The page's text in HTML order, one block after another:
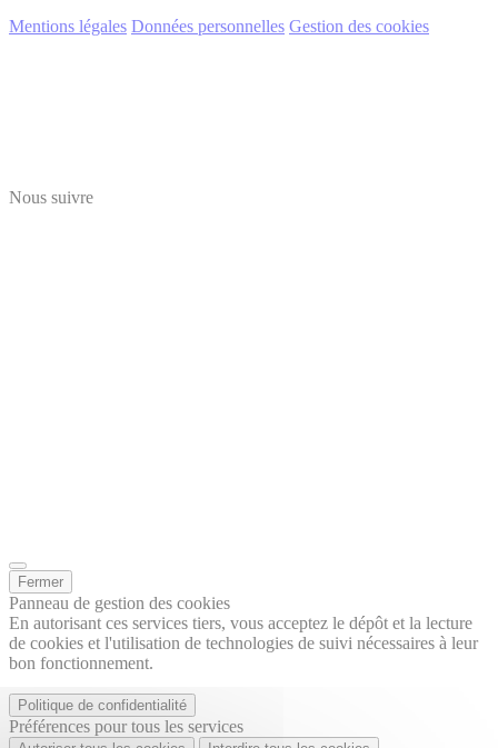
Mentions légales Données personnelles Gestion des cookies
Nous suivre
Fermer
Panneau de gestion des cookies
En autorisant ces services tiers, vous acceptez le dépôt et la lecture
de cookies et l'utilisation de technologies de suivi nécessaires à leur
bon fonctionnement.
Politique de confidentialité
Préférences pour tous les services